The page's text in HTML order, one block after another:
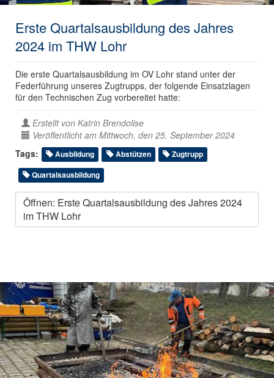
Erste Quartalsausbildung des Jahres
2024 im THW Lohr
Die erste Quartalsausbildung im OV Lohr stand unter der
Federführung unseres Zugtrupps, der folgende Einsatzlagen
für den Technischen Zug vorbereitet hatte:
Erstellt von Katrin Brendolise
Veröffentlicht am Mittwoch, den 25. September 2024
Tags:
Ausbildung Abstützen
Zugtrupp
Quartalsausbildung
Öffnen: Erste Quartalsausbildung des Jahres 2024
im THW Lohr